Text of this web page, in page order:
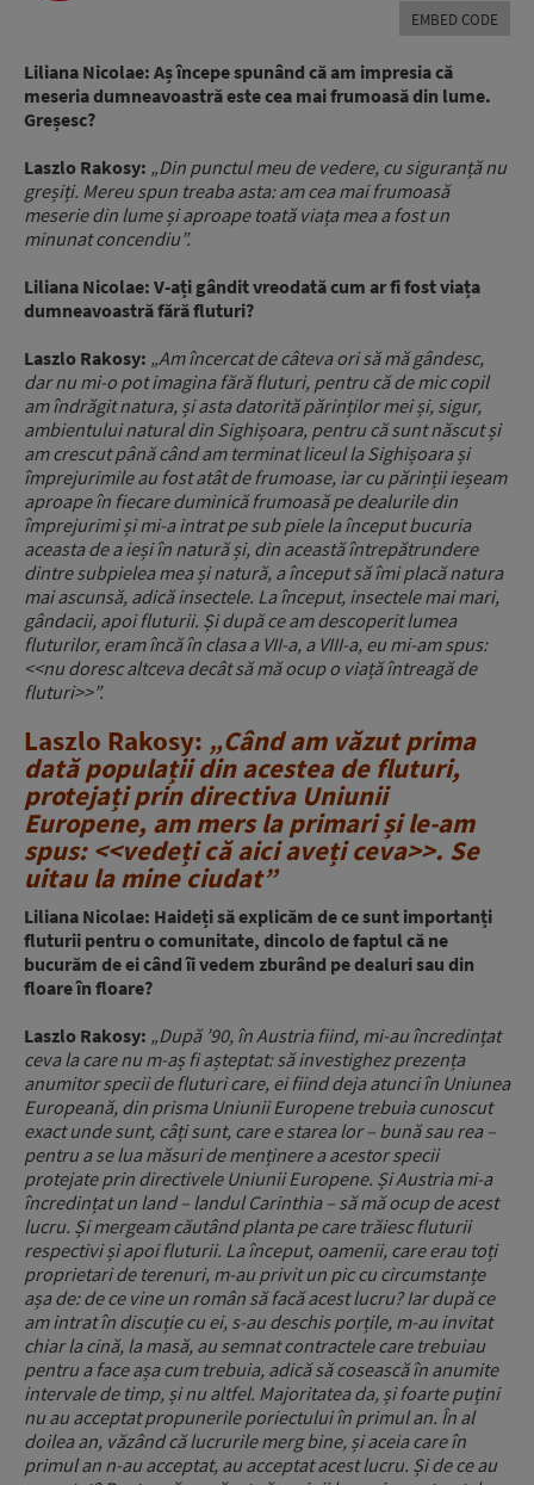
EMBED CODE
Liliana Nicolae: Aș începe spunând că am impresia că
meseria dumneavoastră este cea mai frumoasă din lume.
Greșesc?
Laszlo Rakosy: „Din punctul meu de vedere, cu siguranță nu
greșiți. Mereu spun treaba asta: am cea mai frumoasă
meserie din lume și aproape toată viața mea a fost un
minunat concendiu”.
Liliana Nicolae: V-ați gândit vreodată cum ar fi fost viața
dumneavoastră fără fluturi?
Laszlo Rakosy: „Am încercat de câteva ori să mă gândesc,
dar nu mi-o pot imagina fără fluturi, pentru că de mic copil
am îndrăgit natura, și asta datorită părinților mei și, sigur,
ambientului natural din Sighișoara, pentru că sunt născut și
am crescut până când am terminat liceul la Sighișoara și
împrejurimile au fost atât de frumoase, iar cu părinții ieșeam
aproape în fiecare duminică frumoasă pe dealurile din
împrejurimi și mi-a intrat pe sub piele la început bucuria
aceasta de a ieși în natură și, din această întrepătrundere
dintre subpielea mea și natură, a început să îmi placă natura
mai ascunsă, adică insectele. La început, insectele mai mari,
gândacii, apoi fluturii. Și după ce am descoperit lumea
fluturilor, eram încă în clasa a VII-a, a VIII-a, eu mi-am spus:
<<nu doresc altceva decât să mă ocup o viață întreagă de
fluturi>>”.
Laszlo Rakosy: „Când am văzut prima
dată populații din acestea de fluturi,
protejați prin directiva Uniunii
Europene, am mers la primari și le-am
spus: <<vedeți că aici aveți ceva>>. Se
uitau la mine ciudat”
Liliana Nicolae: Haideți să explicăm de ce sunt importanți
fluturii pentru o comunitate, dincolo de faptul că ne
bucurăm de ei când îi vedem zburând pe dealuri sau din
floare în floare?
Laszlo Rakosy: „După ’90, în Austria fiind, mi-au încredințat
ceva la care nu m-aș fi așteptat: să investighez prezența
anumitor specii de fluturi care, ei fiind deja atunci în Uniunea
Europeană, din prisma Uniunii Europene trebuia cunoscut
exact unde sunt, câți sunt, care e starea lor – bună sau rea –
pentru a se lua măsuri de menținere a acestor specii
protejate prin directivele Uniunii Europene. Și Austria mi-a
încredințat un land – landul Carinthia – să mă ocup de acest
lucru. Și mergeam căutând planta pe care trăiesc fluturii
respectivi și apoi fluturii. La început, oamenii, care erau toți
proprietari de terenuri, m-au privit un pic cu circumstanțe
așa de: de ce vine un român să facă acest lucru? Iar după ce
am intrat în discuție cu ei, s-au deschis porțile, m-au invitat
chiar la cină, la masă, au semnat contractele care trebuiau
pentru a face așa cum trebuia, adică să cosească în anumite
intervale de timp, și nu altfel. Majoritatea da, și foarte puțini
nu au acceptat propunerile poriectului în primul an. În al
doilea an, văzând că lucrurile merg bine, și aceia care în
primul an n-au acceptat, au acceptat acest lucru. Și de ce au